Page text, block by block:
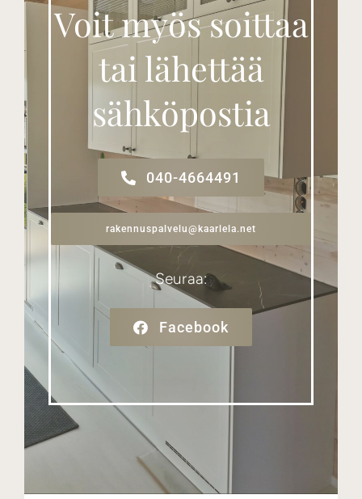
Voit myös soittaa
tai lähettää
sähköpostia
040-4664491
rakennuspalvelu@kaarlela.net
Seuraa:
Facebook